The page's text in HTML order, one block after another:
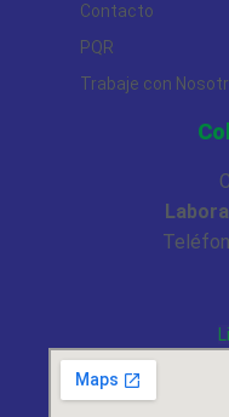
Contacto
PQR
Trabaje con